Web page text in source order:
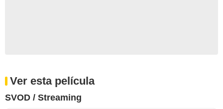
Ver esta película
SVOD / Streaming